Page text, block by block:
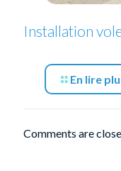
Installation
En lire
Comments are